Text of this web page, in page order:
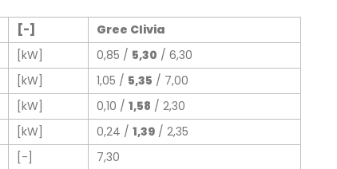
[-]
Gree Clivia
[kW] 0,85 / 5,30 / 6,30
[kW] 1,05 / 5,35 / 7,00
[kW] 0,10 / 1,58 / 2,30
[kW] 0,24 / 1,39 / 2,35
[-]
7,30